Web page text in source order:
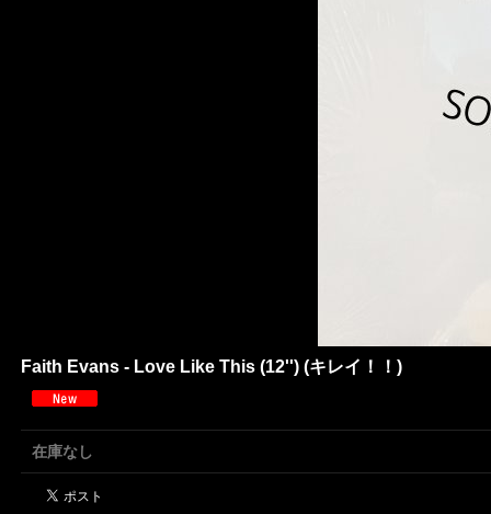
Faith Evans - Love Like This (12'') (キレイ！！)
在庫なし